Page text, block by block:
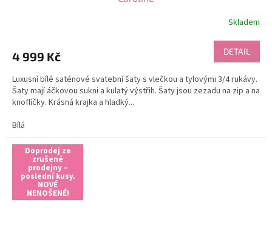
Skladem
4 999 Kč DETAIL
Luxusní bílé saténové svatební šaty s vlečkou a tylovými 3/4 rukávy.
Šaty mají áčkovou sukni a kulatý výstřih. Šaty jsou zezadu na zip a na
knoflíčky. Krásná krajka a hladký...
Bílá
Doprodej ze
zrušené
prodejny –
poslední kusy.
NOVÉ
NENOŠENÉ!